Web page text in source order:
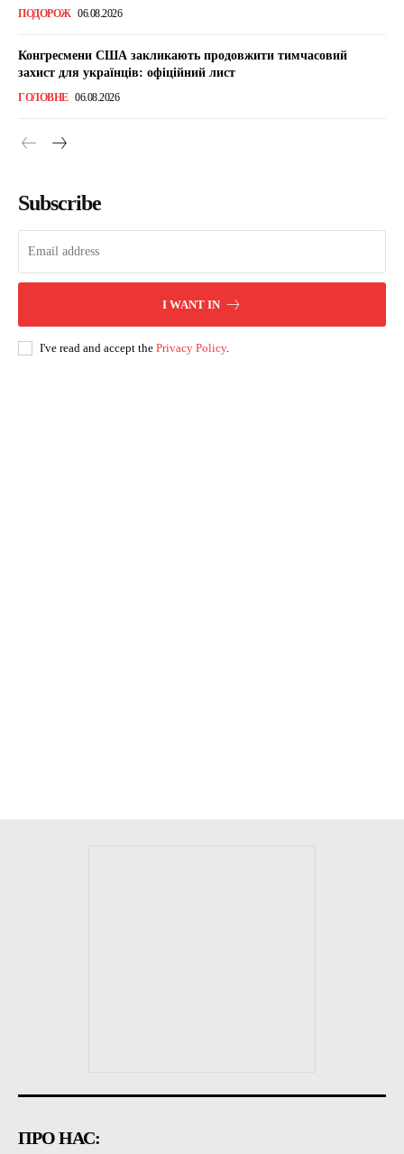
ПОДОРОЖ 06.08.2026
Конгресмени США закликають продовжити тимчасовий
захист для українців: офіційний лист
ГОЛОВНЕ 06.08.2026
Subscribe
I WANT IN
I've read and accept the Privacy Policy.
ПРО НАС: